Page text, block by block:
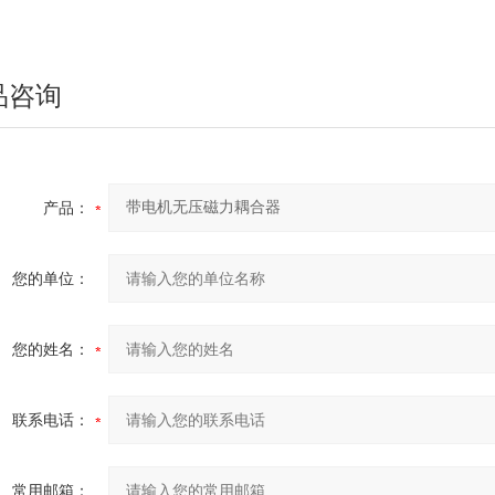
咨询
产品：
您的单位：
您的姓名：
联系电话：
常用邮箱：